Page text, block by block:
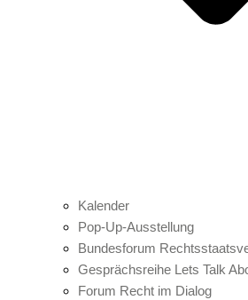
Kalender
Pop-Up-Ausstellung
Bundesforum
Gesprächsreihe Lets Talk
Forum Recht im Dialog